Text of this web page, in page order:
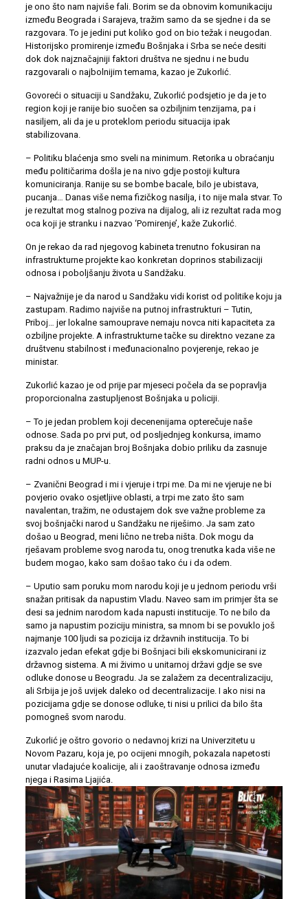
je ono što nam najviše fali. Borim se da obnovim komunikaciju
između Beograda i Sarajeva, tražim samo da se sjedne i da se
razgovara. To je jedini put koliko god on bio težak i neugodan.
Historijsko promirenje između Bošnjaka i Srba se neće desiti
dok dok najznačajniji faktori društva ne sjednu i ne budu
razgovarali o najbolnijim temama, kazao je Zukorlić.
Govoreći o situaciji u Sandžaku, Zukorlić podsjetio je da je to
region koji je ranije bio suočen sa ozbiljnim tenzijama, pa i
nasiljem, ali da je u proteklom periodu situacija ipak
stabilizovana.
– Politiku blaćenja smo sveli na minimum. Retorika u obraćanju
među političarima došla je na nivo gdje postoji kultura
komuniciranja. Ranije su se bombe bacale, bilo je ubistava,
pucanja… Danas više nema fizičkog nasilja, i to nije mala stvar. To
je rezultat mog stalnog poziva na dijalog, ali iz rezultat rada mog
oca koji je stranku i nazvao ‘Pomirenje’, kaže Zukorlić.
On je rekao da rad njegovog kabineta trenutno fokusiran na
infrastrukturne projekte kao konkretan doprinos stabilizaciji
odnosa i poboljšanju života u Sandžaku.
– Najvažnije je da narod u Sandžaku vidi korist od politike koju ja
zastupam. Radimo najviše na putnoj infrastrukturi – Tutin,
Priboj… jer lokalne samouprave nemaju novca niti kapaciteta za
ozbiljne projekte. A infrastrukturne tačke su direktno vezane za
društvenu stabilnost i međunacionalno povjerenje, rekao je
ministar.
Zukorlić kazao je od prije par mjeseci počela da se popravlja
proporcionalna zastupljenost Bošnjaka u policiji.
– To je jedan problem koji decenenijama opterečuje naše
odnose. Sada po prvi put, od posljednjeg konkursa, imamo
praksu da je značajan broj Bošnjaka dobio priliku da zasnuje
radni odnos u MUP-u.
– Zvanični Beograd i mi i vjeruje i trpi me. Da mi ne vjeruje ne bi
povjerio ovako osjetljive oblasti, a trpi me zato što sam
navalentan, tražim, ne odustajem dok sve važne probleme za
svoj bošnjački narod u Sandžaku ne riješimo. Ja sam zato
došao u Beograd, meni lično ne treba ništa. Dok mogu da
rješavam probleme svog naroda tu, onog trenutka kada više ne
budem mogao, kako sam došao tako ću i da odem.
– Uputio sam poruku mom narodu koji je u jednom periodu vrši
snažan pritisak da napustim Vladu. Naveo sam im primjer šta se
desi sa jednim narodom kada napusti institucije. To ne bilo da
samo ja napustim poziciju ministra, sa mnom bi se povuklo još
najmanje 100 ljudi sa pozicija iz državnih institucija. To bi
izazvalo jedan efekat gdje bi Bošnjaci bili ekskomunicirani iz
državnog sistema. A mi živimo u unitarnoj državi gdje se sve
odluke donose u Beogradu. Ja se zalažem za decentralizaciju,
ali Srbija je još uvijek daleko od decentralizacije. I ako nisi na
pozicijama gdje se donose odluke, ti nisi u prilici da bilo šta
pomogneš svom narodu.
Zukorlić je oštro govorio o nedavnoj krizi na Univerzitetu u
Novom Pazaru, koja je, po ocijeni mnogih, pokazala napetosti
unutar vladajuće koalicije, ali i zaoštravanje odnosa između
njega i Rasima Ljajića.